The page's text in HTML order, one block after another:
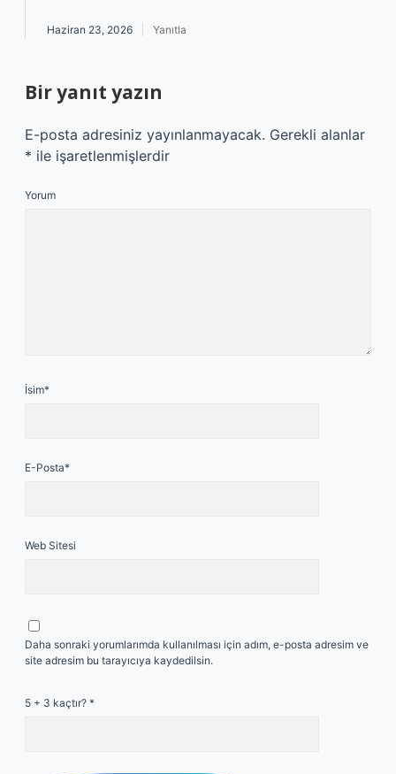
Haziran 23, 2026 Yanıtla
Bir yanıt yazın
E-posta adresiniz yayınlanmayacak. Gerekli alanlar
* ile işaretlenmişlerdir
Yorum
İsim*
E-Posta*
Web Sitesi
Daha sonraki yorumlarımda kullanılması için adım, e-posta adresim ve
site adresim bu tarayıcıya kaydedilsin.
5 + 3 kaçtır? *